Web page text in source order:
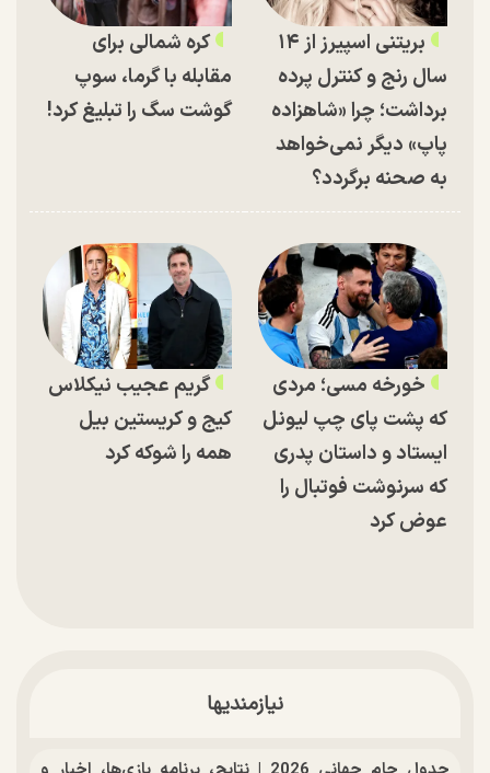
بریتنی اسپیرز از ۱۴
سال رنج و کنترل پرده
برداشت؛ چرا «شاهزاده
پاپ» دیگر نمی‌خواهد
به صحنه برگردد؟
کره شمالی برای
مقابله با گرما، سوپ
گوشت سگ را تبلیغ کرد!
خورخه مسی؛ مردی
که پشت پای چپ لیونل
ایستاد و داستان پدری
که سرنوشت فوتبال را
عوض کرد
گریم عجیب نیکلاس
کیج و کریستین بیل
همه را شوکه کرد
نیازمندیها